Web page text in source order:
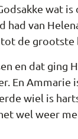
wat
van
de grootste
en dat ging
En
wiel is
wel weer